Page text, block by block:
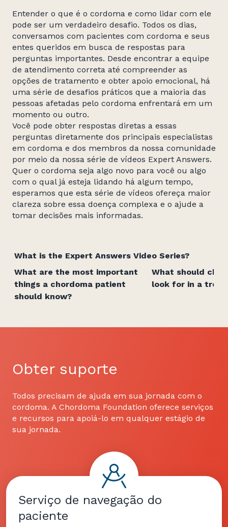
Entender o que é o cordoma e como lidar com ele
pode ser um verdadeiro desafio. Todos os dias,
conversamos com pacientes com cordoma e seus
entes queridos em busca de respostas para
perguntas importantes. Desde encontrar a equipe
de atendimento correta até compreender as
opções de tratamento e obter apoio emocional, há
uma série de desafios práticos que a maioria das
pessoas afetadas pelo cordoma enfrentará em um
momento ou outro.
Você pode obter respostas diretas a essas
perguntas diretamente dos principais especialistas
em cordoma e dos membros da nossa comunidade
por meio da nossa série de vídeos Expert Answers.
Quer o cordoma seja algo novo para você ou algo
com o qual já esteja lidando há algum tempo,
esperamos que esta série de vídeos ofereça maior
clareza sobre essa doença complexa e o ajude a
tomar decisões mais informadas.
What is the Expert Answers Video Series?
What are the most important
things a chordoma patient
should know?
What should
look for in a
Obter suporte
Todos precisam de ajuda em sua jornada com o
cordoma. A Chordoma Foundation oferece serviços
e recursos para apoiá-lo em qualquer estágio de
sua jornada.
Serviço de navegação do
paciente